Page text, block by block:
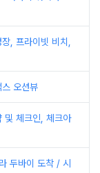
, 프라이빗 비치,
오션뷰
및 체크인, 체크아
두바이 도착 / 시